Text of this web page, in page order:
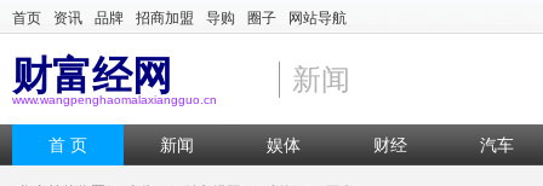
首页 资讯 品牌 招商加盟 导购 圈子 网站导航
财富经网
www.wangpenghaomalaxiangguo.cn
新闻
首 页 新闻 娱体 财经 汽车